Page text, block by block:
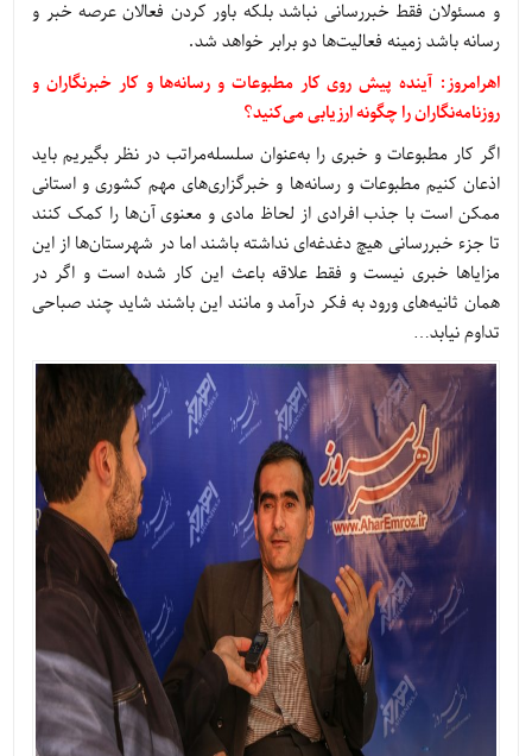
و مسئولان فقط خبررسانی نباشد بلکه باور کردن فعالان عرصه خبر و
رسانه باشد زمینه فعالیت‌ها دو برابر خواهد شد.
اهرامروز: آینده پیش روی کار مطبوعات و رسانه‌ها و کار خبرنگاران و
روزنامه‌نگاران را چگونه ارزیابی می‌کنید؟
اگر کار مطبوعات و خبری را به‌عنوان سلسله‌مراتب در نظر بگیریم باید
اذعان کنیم مطبوعات و رسانه‌ها و خبرگزاری‌های مهم کشوری و استانی
ممکن است با جذب افرادی از لحاظ مادی و معنوی آن‌ها را کمک کنند
تا جزء خبررسانی هیچ دغدغه‌ای نداشته باشند اما در شهرستان‌ها از این
مزایاها خبری نیست و فقط علاقه باعث این کار شده است و اگر در
همان ثانیه‌های ورود به فکر درآمد و مانند این باشند شاید چند صباحی
تداوم نیابد…